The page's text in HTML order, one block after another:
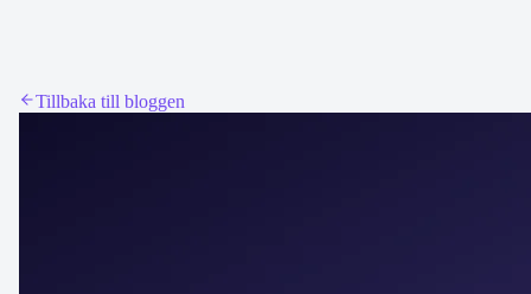
Tillbaka till bloggen